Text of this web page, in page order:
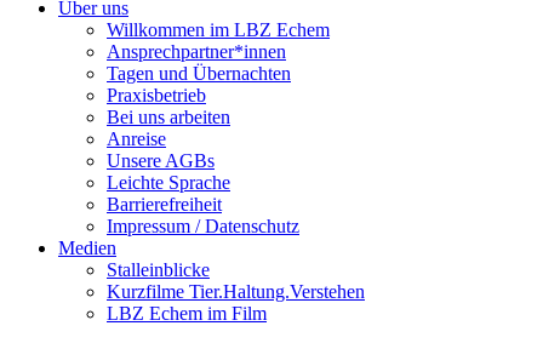
Über uns
Willkommen im LBZ Echem
Ansprechpartner*innen
Tagen und Übernachten
Praxisbetrieb
Bei uns arbeiten
Anreise
Unsere AGBs
Leichte Sprache
Barrierefreiheit
Impressum / Datenschutz
Medien
Stalleinblicke
Kurzfilme Tier.Haltung.Verstehen
LBZ Echem im Film